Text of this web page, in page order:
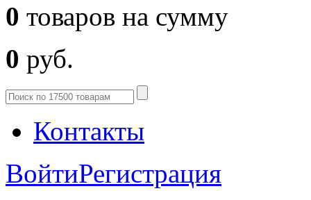
0 товаров на сумму
0 руб.
Контакты
ВойтиРегистрация